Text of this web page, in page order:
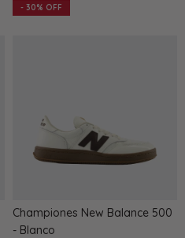
30
Championes New Balance 500
- Blanco